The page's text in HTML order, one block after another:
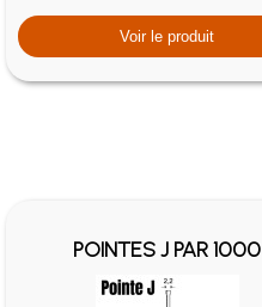
Voir le produit
POINTES J PAR 1000